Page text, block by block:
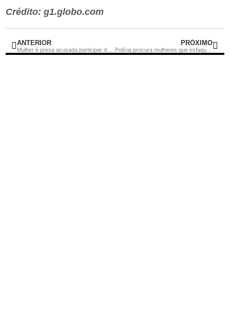
Crédito: g1.globo.com
ANTERIOR
Mulher é presa acusada participar de sequestro relâmpago em Rio Bonito
PRÓXIMO
Polícia procura mulheres que esfaquearam e mataram guia turístico no Centro do Rio